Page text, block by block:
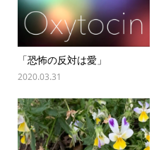
「恐怖の反対は愛」
2020.03.31